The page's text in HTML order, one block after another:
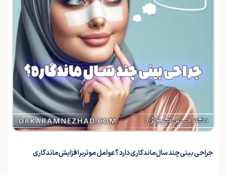
جراحی بینی چند سال ماندگاری دارد؟ عوامل موثر بر افزایش ماندگاری